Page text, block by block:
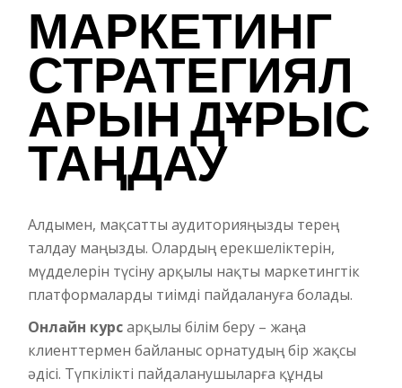
МАРКЕТИНГ
СТРАТЕГИЯЛ
АРЫН ДҰРЫС
ТАҢДАУ
Алдымен, мақсатты аудиторияңызды терең
талдау маңызды. Олардың ерекшеліктерін,
мүдделерін түсіну арқылы нақты маркетингтік
платформаларды тиімді пайдалануға болады.
Онлайн курсарқылы білім беру – жаңа
клиенттермен байланыс орнатудың бір жақсы
әдісі. Түпкілікті пайдаланушыларға құнды